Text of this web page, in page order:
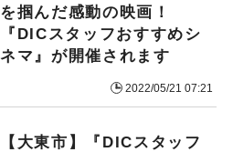
を掴んだ感動の映画！
『DICスタッフおすすめシ
ネマ』が開催されます
2022/05/21 07:21
【大東市】『DICスタッフ